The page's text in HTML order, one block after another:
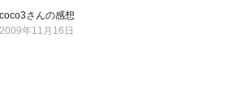
coco3さんの感想
2009年11月16日